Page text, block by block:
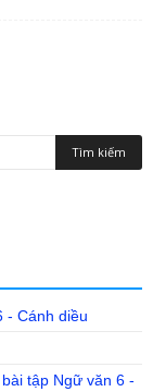
- Cánh diều
tập Ngữ văn 6 -